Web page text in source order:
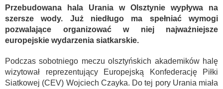
Przebudowana hala Urania w Olsztynie wypływa na
szersze wody. Już niedługo ma spełniać wymogi
pozwalające organizować w niej najważniejsze
europejskie wydarzenia siatkarskie.
Podczas sobotniego meczu olsztyńskich akademików halę
wizytował reprezentujący Europejską Konfederację Piłki
Siatkowej (CEV) Wojciech Czayka. Do tej pory Urania miała